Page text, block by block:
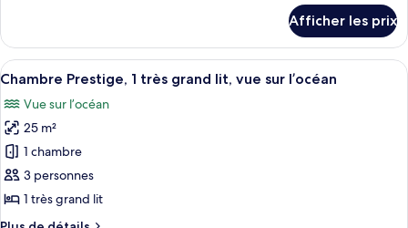
2
lits
vue
sur
l’océan
Chambre
Prestige,
2
doubles,
vue
sur
l’océan
Afficher les prix
Afficher
toutes
les
photos
pour
ce
type
Une chambre d’hôtel avec un
7
Chambre Prestige, 1 très grand lit, vue sur l’océan
Vue sur l’océan
25 m²
1 chambre
3 personnes
1 très grand lit